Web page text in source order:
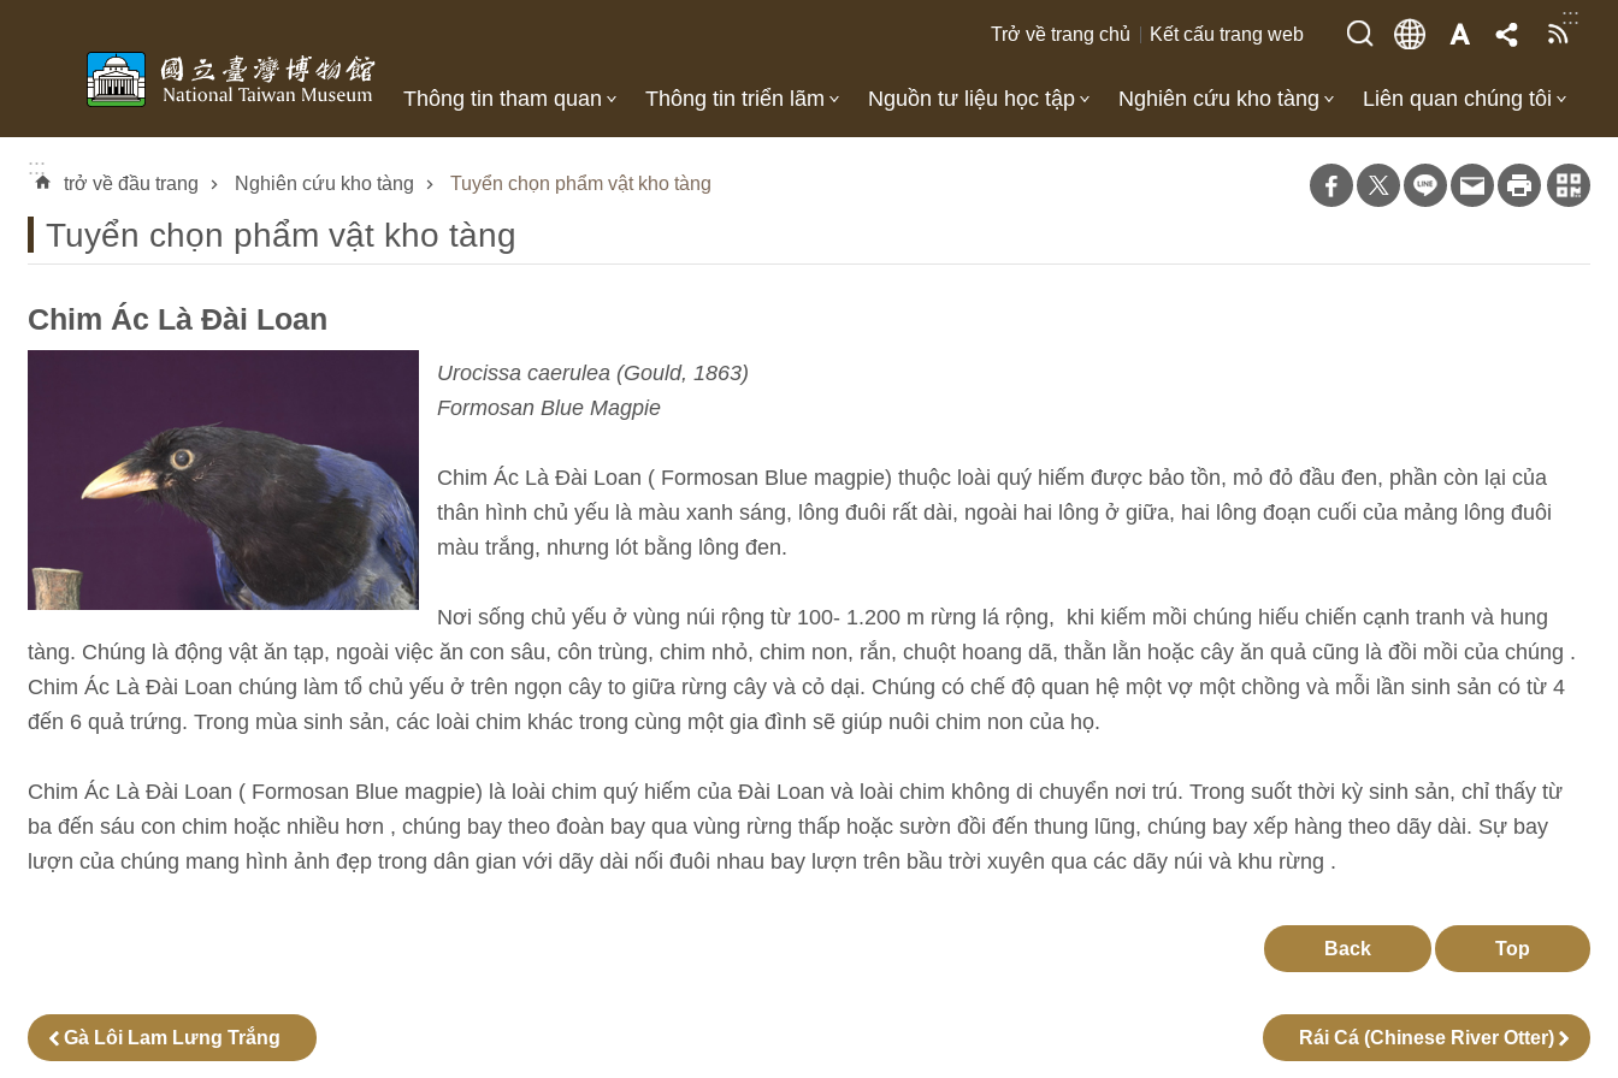
:::
Trở về trang chủ Kết cấu trang web
Thông tin tham quan Thông tin triển lãm Nguồn tư liệu học tập Nghiên cứu kho tàng Liên quan chúng tôi
:::
trở về đầu trang Nghiên cứu kho tàng Tuyển chọn phẩm vật kho tàng
Tuyển chọn phẩm vật kho tàng
Chim Ác Là Đài Loan
Urocissa caerulea (Gould, 1863)
Formosan Blue Magpie
Chim Ác Là Đài Loan ( Formosan Blue magpie) thuộc loài quý hiếm được bảo tồn, mỏ đỏ đầu đen, phần còn lại của
thân hình chủ yếu là màu xanh sáng, lông đuôi rất dài, ngoài hai lông ở giữa, hai lông đoạn cuối của mảng lông đuôi
màu trắng, nhưng lót bằng lông đen.
Nơi sống chủ yếu ở vùng núi rộng từ 100- 1.200 m rừng lá rộng, khi kiếm mồi chúng hiếu chiến cạnh tranh và hung
tàng. Chúng là động vật ăn tạp, ngoài việc ăn con sâu, côn trùng, chim nhỏ, chim non, rắn, chuột hoang dã, thằn lằn hoặc cây ăn quả cũng là đồi mồi của chúng .
Chim Ác Là Đài Loan chúng làm tổ chủ yếu ở trên ngọn cây to giữa rừng cây và cỏ dại. Chúng có chế độ quan hệ một vợ một chồng và mỗi lần sinh sản có từ 4
đến 6 quả trứng. Trong mùa sinh sản, các loài chim khác trong cùng một gia đình sẽ giúp nuôi chim non của họ.
Chim Ác Là Đài Loan ( Formosan Blue magpie) là loài chim quý hiếm của Đài Loan và loài chim không di chuyển nơi trú. Trong suốt thời kỳ sinh sản, chỉ thấy từ
ba đến sáu con chim hoặc nhiều hơn , chúng bay theo đoàn bay qua vùng rừng thấp hoặc sườn đồi đến thung lũng, chúng bay xếp hàng theo dãy dài. Sự bay
lượn của chúng mang hình ảnh đẹp trong dân gian với dãy dài nối đuôi nhau bay lượn trên bầu trời xuyên qua các dãy núi và khu rừng .
Back Top
Gà Lôi Lam Lưng Trắng Rái Cá (Chinese River Otter)